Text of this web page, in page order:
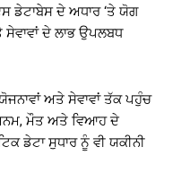
ਡੇਟਾਬੇਸ ਦੇ ਅਧਾਰ ‘ਤੇ ਯੋਗ
ਸੇਵਾਵਾਂ ਦੇ ਲਾਭ ਉਪਲਬਧ
ਅਤੇ ਸੇਵਾਵਾਂ ਤੱਕ ਪਹੁੰਚ
ਮੌਤ ਅਤੇ ਵਿਆਹ ਦੇ
ਡੇਟਾ ਸੁਧਾਰ ਨੂੰ ਵੀ ਯਕੀਨੀ